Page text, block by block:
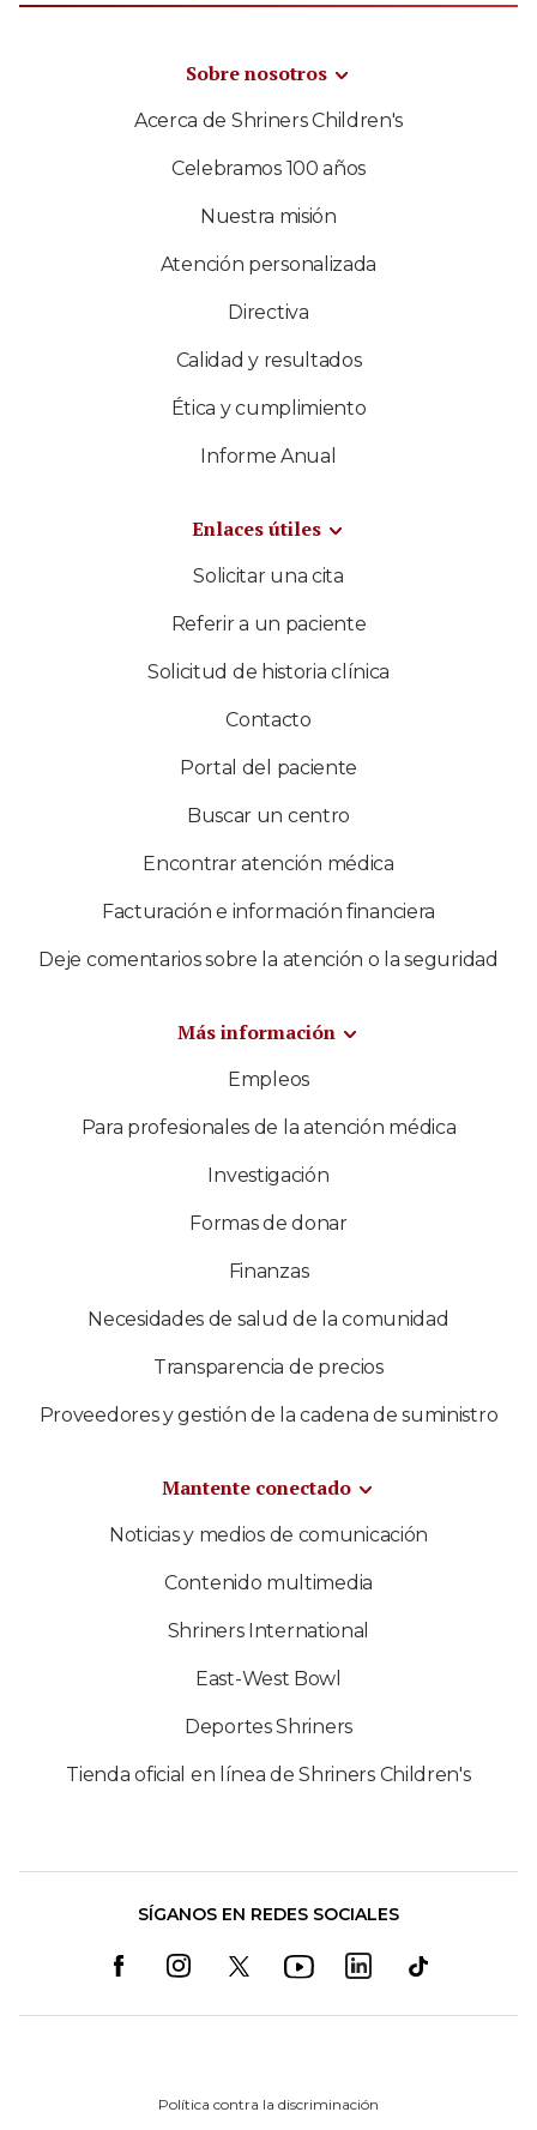
Sobre nosotros
Acerca de Shriners Children's
Celebramos 100 años
Nuestra misión
Atención personalizada
Directiva
Calidad y resultados
Ética y cumplimiento
Informe Anual
Enlaces útiles
Solicitar una cita
Referir a un paciente
Solicitud de historia clínica
Contacto
Portal del paciente
Buscar un centro
Encontrar atención médica
Facturación e información financiera
Deje comentarios sobre la atención o la seguridad
Más información
Empleos
Para profesionales de la atención médica
Investigación
Formas de donar
Finanzas
Necesidades de salud de la comunidad
Transparencia de precios
Proveedores y gestión de la cadena de suministro
Mantente conectado
Noticias y medios de comunicación
Contenido multimedia
Shriners International
East-West Bowl
Deportes Shriners
Tienda oficial en línea de Shriners Children's
SÍGANOS EN REDES SOCIALES
Política contra la discriminación